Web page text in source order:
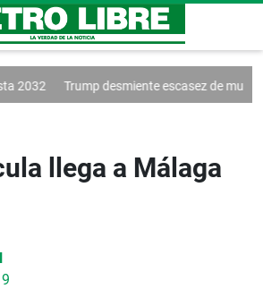
Trump desmiente escasez de municiones
llega a Málaga